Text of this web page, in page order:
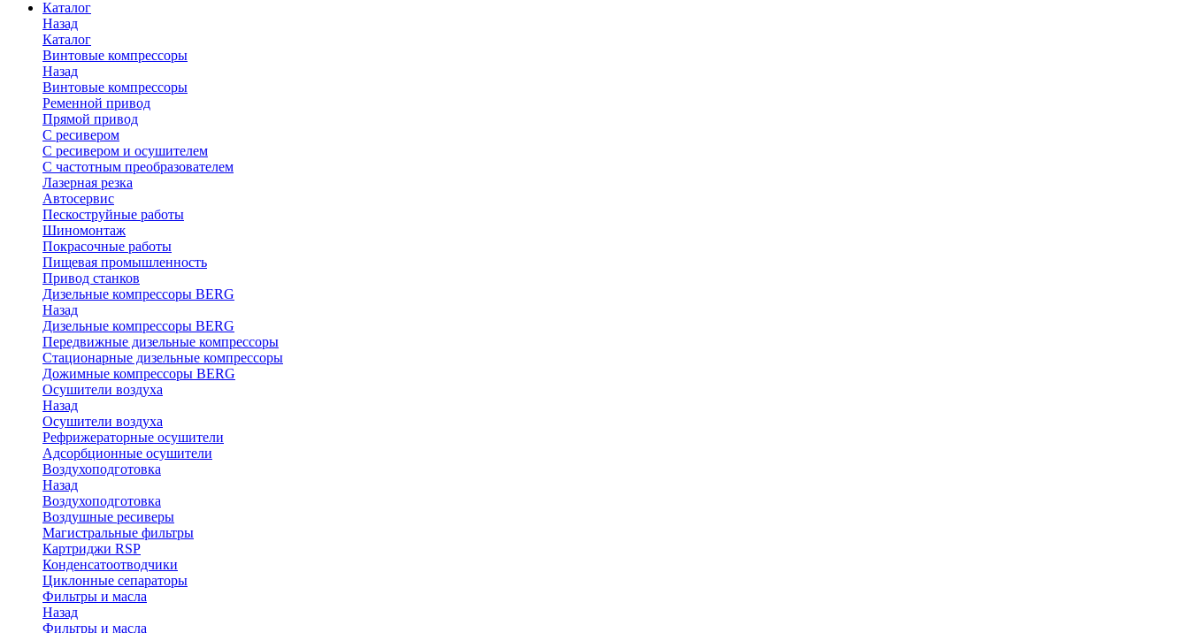
Каталог
Назад
Каталог
Винтовые компрессоры
Назад
Винтовые компрессоры
Ременной привод
Прямой привод
С ресивером
С ресивером и осушителем
С частотным преобразователем
Лазерная резка
Автосервис
Пескоструйные работы
Шиномонтаж
Покрасочные работы
Пищевая промышленность
Привод станков
Дизельные компрессоры BERG
Назад
Дизельные компрессоры BERG
Передвижные дизельные компрессоры
Стационарные дизельные компрессоры
Дожимные компрессоры BERG
Осушители воздуха
Назад
Осушители воздуха
Рефрижераторные осушители
Адсорбционные осушители
Воздухоподготовка
Назад
Воздухоподготовка
Воздушные ресиверы
Магистральные фильтры
Картриджи RSP
Конденсатоотводчики
Циклонные сепараторы
Фильтры и масла
Назад
Фильтры и масла